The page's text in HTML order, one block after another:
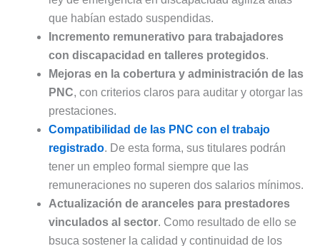
que habían estado suspendidas.
Incremento remunerativo para trabajadores
con discapacidad en talleres protegidos.
Mejoras en la cobertura y administración de las
PNC, con criterios claros para auditar y otorgar las
prestaciones.
Compatibilidad de las PNC con el trabajo
registrado. De esta forma, sus titulares podrán
tener un empleo formal siempre que las
remuneraciones no superen dos salarios mínimos.
Actualización de aranceles para prestadores
vinculados al sector. Como resultado de ello se
bsuca sostener la calidad y continuidad de los